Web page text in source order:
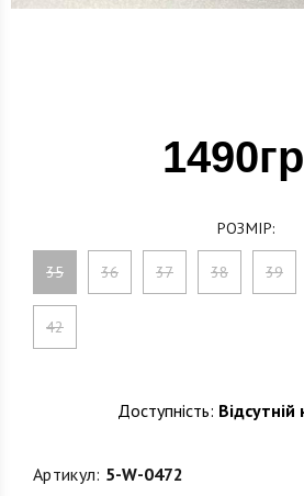
РОЗМІР:
35 36 37 38 39
42
Доступність: Відсутній
Артикул: 5-W-0472